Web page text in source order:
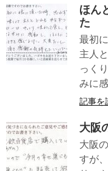
ほん
た
最初
主人
っく
みに
記事を
大阪
大阪
すが